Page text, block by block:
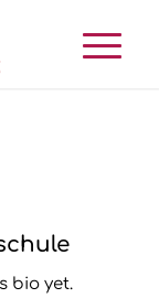
bio yet.